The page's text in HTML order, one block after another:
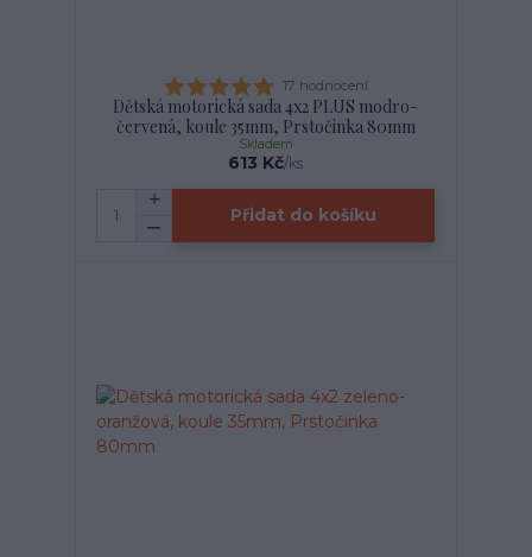
17 hodnocení
Dětská motorická sada 4x2 PLUS modro-
červená, koule 35mm, Prstočinka 80mm
613 Kč/ks
Skladem
Přidat do košíku